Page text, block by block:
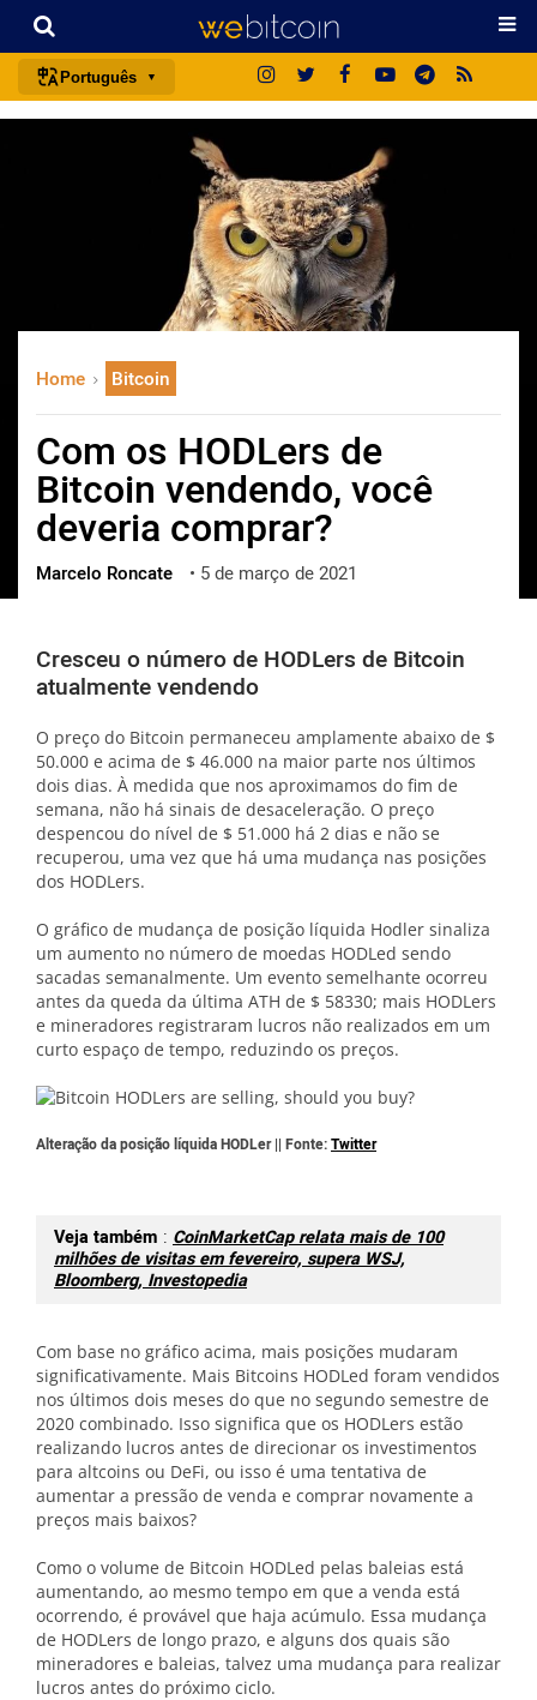
Português
中文
한국어
العربية
ไทย
ქართული
Home Bitcoin
Com os HODLers de
Bitcoin vendendo, você
deveria comprar?
Marcelo Roncate • 5 de março de 2021
Cresceu o número de HODLers de Bitcoin
atualmente vendendo
O preço do Bitcoin permaneceu amplamente abaixo de $
50.000 e acima de $ 46.000 na maior parte nos últimos
dois dias. À medida que nos aproximamos do fim de
semana, não há sinais de desaceleração. O preço
despencou do nível de $ 51.000 há 2 dias e não se
recuperou, uma vez que há uma mudança nas posições
dos HODLers.
O gráfico de mudança de posição líquida Hodler sinaliza
um aumento no número de moedas HODLed sendo
sacadas semanalmente. Um evento semelhante ocorreu
antes da queda da última ATH de $ 58330; mais HODLers
e mineradores registraram lucros não realizados em um
curto espaço de tempo, reduzindo os preços.
Alteração da posição líquida HODLer || Fonte:Twitter
Veja também : CoinMarketCap relata mais de 100
milhões de visitas em fevereiro, supera WSJ,
Bloomberg, Investopedia
Com base no gráfico acima, mais posições mudaram
significativamente. Mais Bitcoins HODLed foram vendidos
nos últimos dois meses do que no segundo semestre de
2020 combinado. Isso significa que os HODLers estão
realizando lucros antes de direcionar os investimentos
para altcoins ou DeFi, ou isso é uma tentativa de
aumentar a pressão de venda e comprar novamente a
preços mais baixos?
Como o volume de Bitcoin HODLed pelas baleias está
aumentando, ao mesmo tempo em que a venda está
ocorrendo, é provável que haja acúmulo. Essa mudança
de HODLers de longo prazo, e alguns dos quais são
mineradores e baleias, talvez uma mudança para realizar
lucros antes do próximo ciclo.